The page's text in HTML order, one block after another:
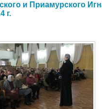
и Приамурского
г.